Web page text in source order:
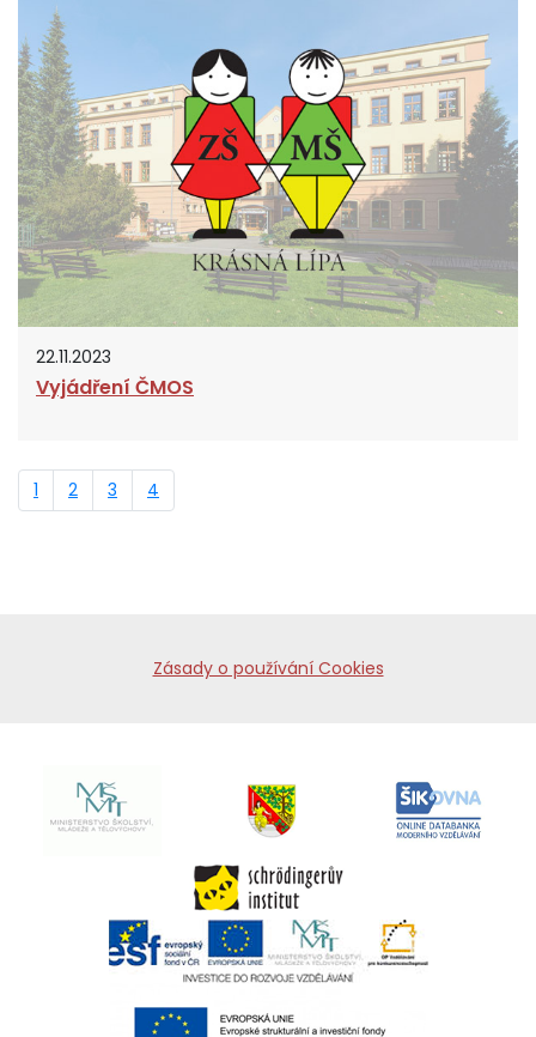
22.11.2023
Vyjádření ČMOS
1 2 3 4
Zásady o používání Cookies